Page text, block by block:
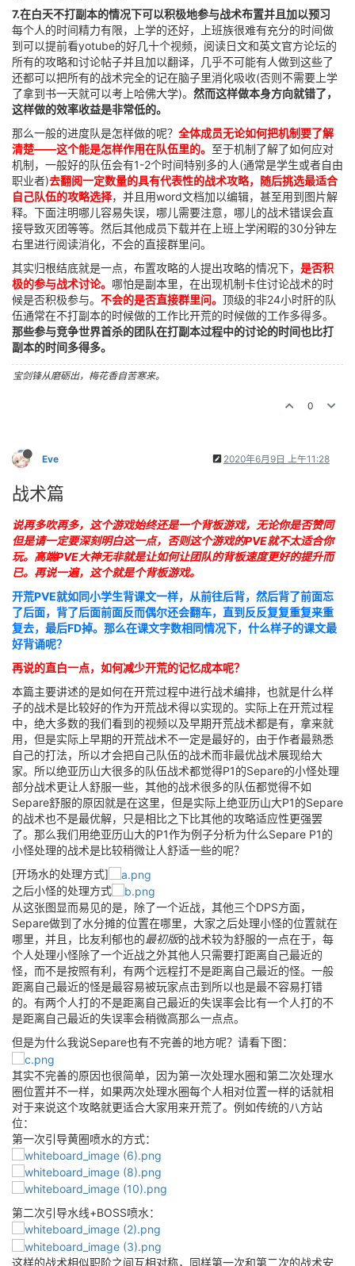
7.在白天不打副本的情况下可以积极地参与战术布置并且加以预习
每个人的时间精力有限，上学的还好，上班族很难有充分的时间做
到可以提前看yotube的好几十个视频，阅读日文和英文官方论坛的
所有的攻略和讨论帖子并且加以翻译，几乎不可能有人做到这些了
还都可以把所有的战术完全的记在脑子里消化吸收(否则不需要上学
了拿到书一天就可以考上哈佛大学)。 然而这样做本身方向就错了，
这样做的效率收益是非常低的。
那么一般的进度队是怎样做的呢？ 全体成员无论如何把机制要了解
清楚——这个能是怎样作用在队伍里的。 至于机制了解了如何应对
机制，一般好的队伍会有1-2个时间特别多的人(通常是学生或者自由
职业者)去翻阅一定数量的具有代表性的战术攻略，随后挑选最适合
自己队伍的攻略选择，并且用word文档加以编辑，甚至用到图片解
释。下面注明哪儿容易失误，哪儿需要注意，哪儿的战术错误会直
接导致灭团等等。然后其他成员下载并在上班上学闲暇的30分钟左
右里进行阅读消化，不会的直接群里问。
其实归根结底就是一点，布置攻略的人提出攻略的情况下， 是否积
极的参与战术讨论。 哪怕是副本里，在出现机制卡住讨论战术的时
候是否积极参与。 不会的是否直接群里问。 顶级的非24小时肝的队
伍通常在不打副本的时候做的工作比开荒的时候做的工作多得多。
那些参与竞争世界首杀的团队在打副本过程中的讨论的时间也比打
副本的时间多得多。
宝剑锋从磨砺出，梅花香自苦寒来。
0
Eve 2020年6月9日 上午11:28
战术篇
说再多吹再多，这个游戏始终还是一个背板游戏，无论你是否赞同
但是请一定要深刻明白这一点，否则这个游戏的PVE就不太适合你
玩。高端PVE大神无非就是让如何让团队的背板速度更好的提升而
已。再说一遍，这个就是个背板游戏。
开荒PVE就如同小学生背课文一样，从前往后背，然后背了前面忘
了后面，背了后面前面反而偶尔还会翻车，直到反反复复重复来重
复去，最后FD掉。那么在课文字数相同情况下，什么样子的课文最
好背诵呢？
再说的直白一点，如何减少开荒的记忆成本呢？
本篇主要讲述的是如何在开荒过程中进行战术编排，也就是什么样
子的战术是比较好的作为开荒战术得以实现的。实际上在开荒过程
中，绝大多数的我们看到的视频以及早期开荒战术都是有，拿来就
用，但是实际上早期的开荒战术不一定是最好的，由于作者最熟悉
自己的打法，所以才会把自己队伍的战术而非最优战术展现给大
家。所以绝亚历山大很多的队伍战术都觉得P1的Separe的小怪处理
部分战术更让人舒服一些，其他的战术很多的队伍都觉得不如
Separe舒服的原因就是在这里，但是实际上绝亚历山大P1的Separe
的战术也不是最优解，只是相比之下比其他的攻略适应性更强罢
了。那么我们用绝亚历山大的P1作为例子分析为什么Separe P1的
小怪处理的战术是比较稍微让人舒适一些的呢？
[开场水的处理方式]
之后小怪的处理方式
从这张图显而易见的是，除了一个近战，其他三个DPS方面，
Separe做到了水分摊的位置在哪里，大家之后处理小怪的位置就在
哪里，并且，比友利郁也的最初版的战术较为舒服的一点在于，每
个人处理小怪除了一个近战之外其他人只需要打距离自己最近的
怪，而不是按照有利，有两个远程打不是距离自己最近的怪。一般
距离自己最近的怪是最容易被玩家点击到所以也是最不容易打错
的。有两个人打的不是距离自己最近的失误率会比有一个人打的不
是距离自己最近的失误率会稍微高那么一点点。
但是为什么我说Separe也有不完善的地方呢？请看下图：
其实不完善的原因也很简单，因为第一次处理水圈和第二次处理水
圈位置并不一样，如果两次处理水圈每个人相对位置一样的话就相
对于来说这个攻略就更适合大家用来开荒了。例如传统的八方站
位：
第一次引导黄圈喷水的方式：
第二次引导水线+BOSS喷水：
这样的战术相似职阶之间互相对称，同样第一次和第二次的战术安